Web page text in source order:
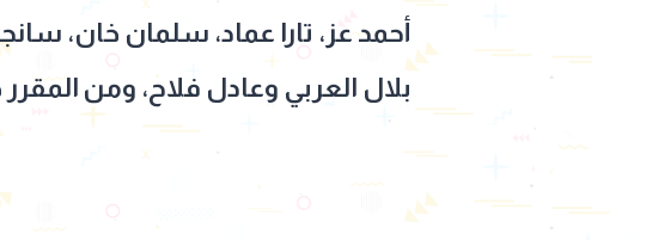
أحمد عز، تارا عماد، سلمان خان،
بلال العربي وعادل فلاح، ومن المقرر طرحه